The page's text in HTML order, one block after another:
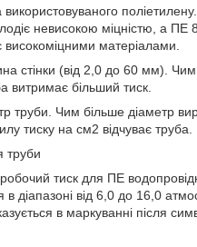
невисокою міцністю, а ПЕ
матеріалами.
стінки (від 2,0 до 60 мм). Чим
витримає більший тиск.
труби. Чим більше діаметр
тиску на см2 відчуває труба.
труби
тиск для ПЕ
в діапазоні від 6,0 до 16,0
в маркуванні після